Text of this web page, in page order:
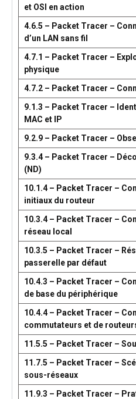
et OSI en action
4.6.5 – Packet Tracer –
d’un LAN sans fil
4.7.1 – Packet Tracer –
physique
4.7.2 – Packet Tracer –
9.1.3 – Packet Tracer –
MAC et IP
9.2.9 – Packet Tracer –
9.3.4 – Packet Tracer –
(ND)
10.1.4 – Packet Tracer –
initiaux du routeur
10.3.4 – Packet Tracer –
réseau local
10.3.5 – Packet Tracer –
passerelle par défaut
10.4.3 – Packet Tracer –
de base du périphérique
10.4.4 – Packet Tracer –
commutateurs et de
11.5.5 – Packet Tracer –
11.7.5 – Packet Tracer –
sous-réseaux
11.9.3 – Packet Tracer –